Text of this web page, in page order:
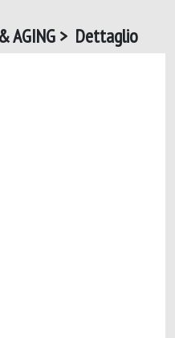
& AGING > Dettaglio